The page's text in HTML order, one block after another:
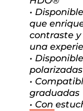
•
que
contraste y
una
•
•
graduadas
• Con